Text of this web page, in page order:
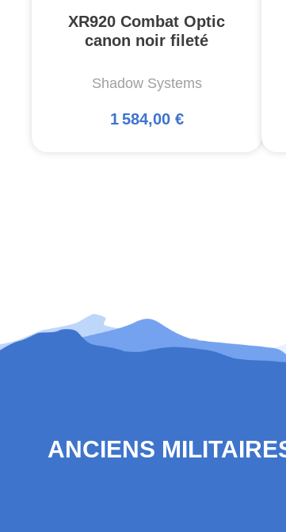
XR920 Combat Optic
canon noir fileté
Shadow Systems
1 584,00 €
ANCIENS